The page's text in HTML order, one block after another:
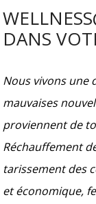
DANS
Nous vivons une
mauvaises
proviennent de
Réchauffement
tarissement des
et économique,